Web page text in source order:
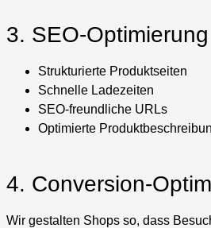
3. SEO-Optimierung
Strukturierte Produktseiten
Schnelle Ladezeiten
SEO-freundliche URLs
Optimierte
4. Conversion-
Wir gestalten Shops so, dass